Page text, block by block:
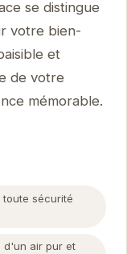
se distingue
votre bien-
et
de votre
mémorable.
sécurité
d'un air pur et